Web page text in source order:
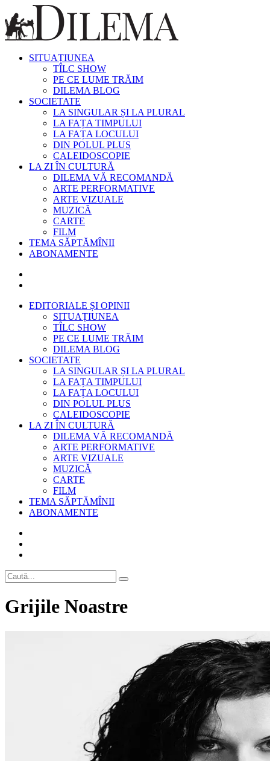
SITUAȚIUNEA
TÎLC SHOW
PE CE LUME TRĂIM
DILEMA BLOG
SOCIETATE
LA SINGULAR ȘI LA PLURAL
LA FAȚA TIMPULUI
LA FAȚA LOCULUI
DIN POLUL PLUS
CALEIDOSCOPIE
LA ZI ÎN CULTURĂ
DILEMA VĂ RECOMANDĂ
ARTE PERFORMATIVE
ARTE VIZUALE
MUZICĂ
CARTE
FILM
TEMA SĂPTĂMÎNII
ABONAMENTE
EDITORIALE ȘI OPINII
SITUAȚIUNEA
TÎLC SHOW
PE CE LUME TRĂIM
DILEMA BLOG
SOCIETATE
LA SINGULAR ȘI LA PLURAL
LA FAȚA TIMPULUI
LA FAȚA LOCULUI
DIN POLUL PLUS
CALEIDOSCOPIE
LA ZI ÎN CULTURĂ
DILEMA VĂ RECOMANDĂ
ARTE PERFORMATIVE
ARTE VIZUALE
MUZICĂ
CARTE
FILM
TEMA SĂPTĂMÎNII
ABONAMENTE
Grijile Noastre